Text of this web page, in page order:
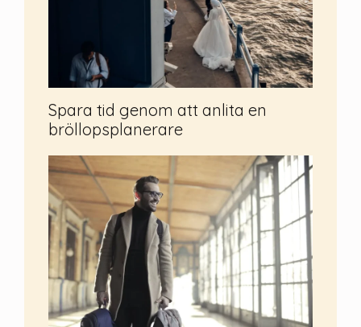
Spara tid genom att anlita en
bröllopsplanerare